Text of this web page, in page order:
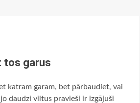
tos garus
katram garam, bet pārbaudiet, vai
daudzi viltus pravieši ir izgājuši